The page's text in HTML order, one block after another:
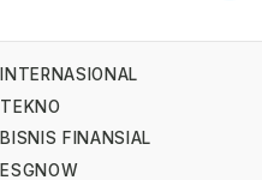
INTERNASIONAL
TEKNO
BISNIS FINANSIAL
ESGNOW